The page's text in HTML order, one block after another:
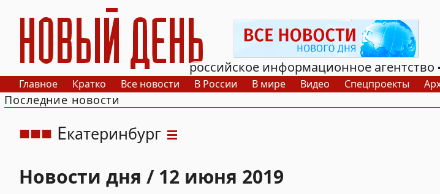
РИА Новый День
российское информационное агентство
Главное Кратко Все новости В России В мире Видео Спецпроекты
Последние новости
Екатеринбург
Новости дня / 12 июня 2019